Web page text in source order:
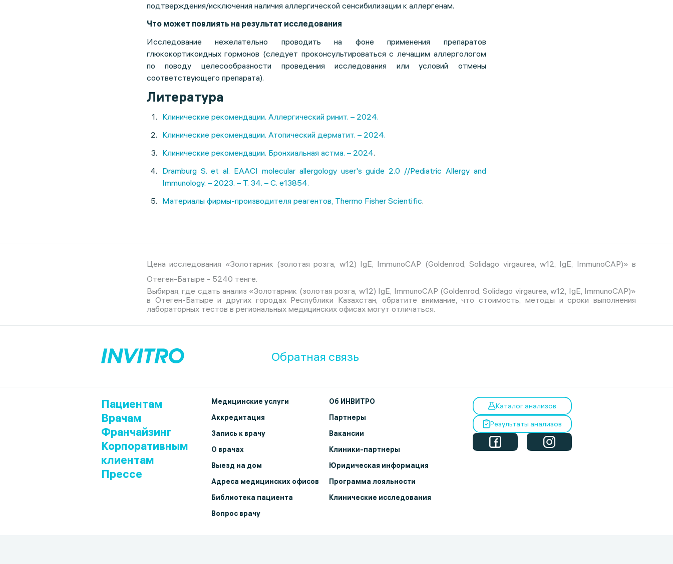
подтверждения/исключения наличия аллергической сенсибилизации к аллергенам.
Что может повлиять на результат исследования
Исследование нежелательно проводить на фоне применения препаратов
глюкокортикоидных гормонов (следует проконсультироваться с лечащим аллергологом
по поводу целесообразности проведения исследования или условий отмены
соответствующего препарата).
Литература
Клинические рекомендации. Аллергический ринит. – 2024.
Клинические рекомендации. Атопический дерматит. – 2024.
Клинические рекомендации. Бронхиальная астма. – 2024.
Dramburg S. et al. EAACI molecular allergology user's guide 2.0 //Pediatric Allergy and
Immunology. – 2023. – Т. 34. – С. e13854.
Материалы фирмы-производителя реагентов, Thermo Fisher Scientific.
Цена исследования «Золотарник (золотая розга, w12) IgE, ImmunoCAP (Goldenrod, Solidago virgaurea, w12, IgE, ImmunoCAP)» в
Отеген-Батыре - 5240 тенге.
Выбирая, где сдать анализ «Золотарник (золотая розга, w12) IgE, ImmunoCAP (Goldenrod, Solidago virgaurea, w12, IgE, ImmunoCAP)»
в Отеген-Батыре и других городах Республики Казахстан, обратите внимание, что стоимость, методы и сроки выполнения
лабораторных тестов в региональных медицинских офисах могут отличаться.
Обратная связь
Пациентам
Врачам
Франчайзинг
Корпоративным
клиентам
Прессе
Медицинские услуги
Аккредитация
Запись к врачу
О врачах
Выезд на дом
Адреса медицинских офисов
Библиотека пациента
Вопрос врачу
Об ИНВИТРО
Партнеры
Вакансии
Клиники-партнеры
Юридическая информация
Программа лояльности
Клинические исследования
Каталог анализов
Результаты анализов